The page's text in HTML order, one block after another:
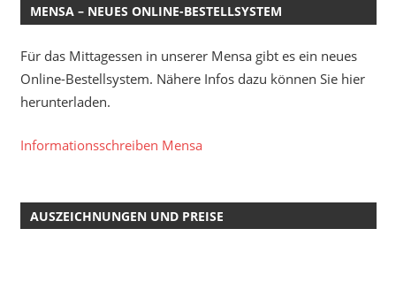
MENSA – NEUES ONLINE-BESTELLSYSTEM
Für das Mittagessen in unserer Mensa gibt es ein neues
Online-Bestellsystem. Nähere Infos dazu können Sie hier
herunterladen.
Informationsschreiben Mensa
AUSZEICHNUNGEN UND PREISE